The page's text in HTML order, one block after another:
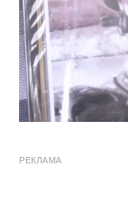
РЕКЛАМА